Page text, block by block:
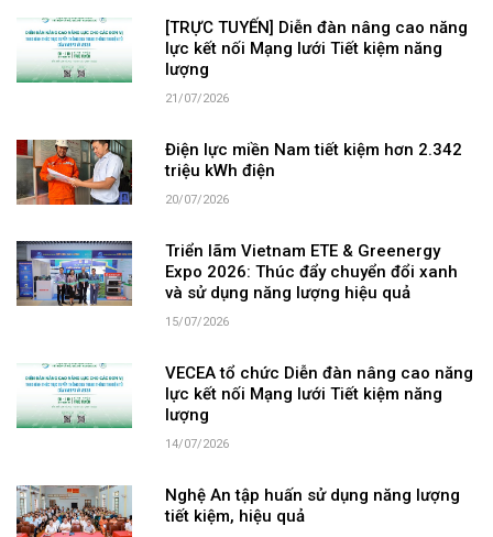
[TRỰC TUYẾN] Diễn đàn nâng cao năng
lực kết nối Mạng lưới Tiết kiệm năng
lượng
21/07/2026
Điện lực miền Nam tiết kiệm hơn 2.342
triệu kWh điện
20/07/2026
Triển lãm Vietnam ETE & Greenergy
Expo 2026: Thúc đẩy chuyển đổi xanh
và sử dụng năng lượng hiệu quả
15/07/2026
VECEA tổ chức Diễn đàn nâng cao năng
lực kết nối Mạng lưới Tiết kiệm năng
lượng
14/07/2026
Nghệ An tập huấn sử dụng năng lượng
tiết kiệm, hiệu quả